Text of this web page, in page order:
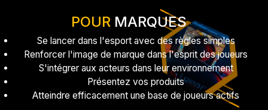
POURMARQUES
Se lancer dans l'esport avec des règles simples
Renforcer l'image de marque dans l'esprit des joueurs
S'intégrer aux acteurs dans leur environnement
Présentez vos produits
Atteindre efficacement une base de joueurs actifs